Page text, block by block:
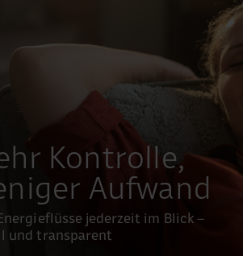
Kontrolle,
Aufwand
jederzeit im Blick –
und transparent